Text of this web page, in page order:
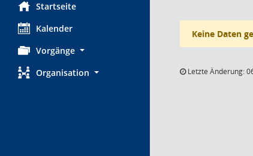
Startseite
Kalender
Vorgänge
Organisation
Keine Daten
Letzte Änderung: